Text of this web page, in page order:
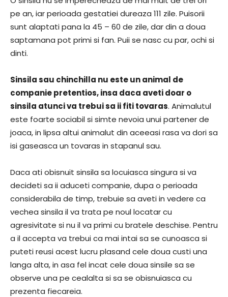
pe an, iar perioada gestatiei dureaza 111 zile. Puisorii
sunt alaptati pana la 45 – 60 de zile, dar din a doua
saptamana pot primi si fan. Puii se nasc cu par, ochi si
dinti.
Sinsila sau chinchilla nu este un animal de
companie pretentios, insa daca aveti doar o
sinsila atunci va trebui sa ii fiti tovaras. Animalutul
este foarte sociabil si simte nevoia unui partener de
joaca, in lipsa altui animalut din aceeasi rasa va dori sa
isi gaseasca un tovaras in stapanul sau.
Daca ati obisnuit sinsila sa locuiasca singura si va
decideti sa ii aduceti companie, dupa o perioada
considerabila de timp, trebuie sa aveti in vedere ca
vechea sinsila il va trata pe noul locatar cu
agresivitate si nu il va primi cu bratele deschise. Pentru
a il accepta va trebui ca mai intai sa se cunoasca si
puteti reusi acest lucru plasand cele doua custi una
langa alta, in asa fel incat cele doua sinsile sa se
observe una pe cealalta si sa se obisnuiasca cu
prezenta fiecareia.